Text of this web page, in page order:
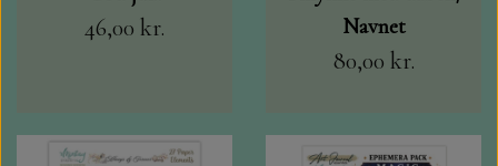
46,00 kr.
Navnet
80,00 kr.